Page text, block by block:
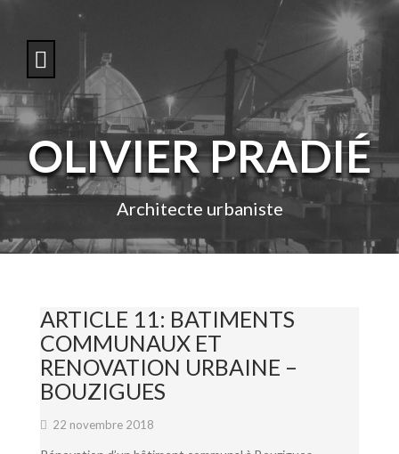
o
c
n
e
OLIVIER PRADIÉ
Architecte urbaniste
ARTICLE 11: BATIMENTS
COMMUNAUX ET
RENOVATION URBAINE –
BOUZIGUES
22 novembre 2018